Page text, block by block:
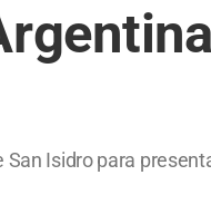
Isidro para